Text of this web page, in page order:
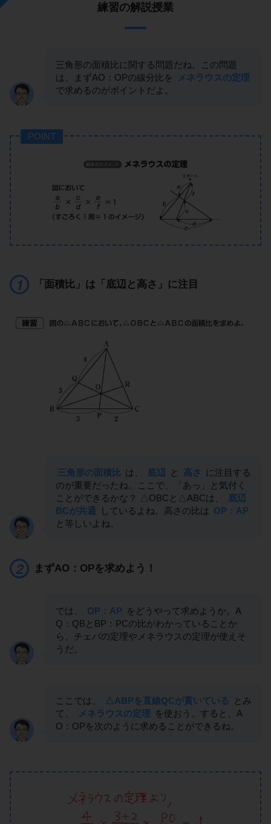
練習の解説授業
三角形の面積比に関する問題だね。この問題
は、まずAO：OPの線分比を
メネラウスの定理
で求めるのがポイントだよ。
POINT
「面積比」は「底辺と高さ」に注目
三角形の面積比 は、 底辺 と 高さ
に注目する
のが重要だったね。ここで、「あっ」と気付く
ことができるかな？ △OBCと△ABCは、
底辺
BCが共通
しているよね。高さの比は OP：AP
と等しいよね。
まずAO：OPを求めよう！
では、 OP：AP をどうやって求めようか。A
Q：QBとBP：PCの比がわかっていることか
ら、チェバの定理やメネラウスの定理が使えそ
うだ。
ここでは、 △ABPを直線QCが貫いている
とみ
て、
メネラウスの定理 を使おう。すると、A
O：OPを次のように求めることができるね。